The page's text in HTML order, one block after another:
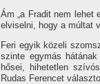
Ám „a Fradit nem lehet
elviselni, hogy a múltat
Feri egyik közeli
szinte egymás
hősei, hihetetlen
Rudas Ferencet